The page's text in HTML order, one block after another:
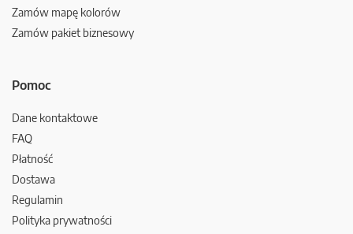
Zamów mapę kolorów
Zamów pakiet biznesowy
Pomoc
Dane kontaktowe
FAQ
Płatność
Dostawa
Regulamin
Polityka prywatności